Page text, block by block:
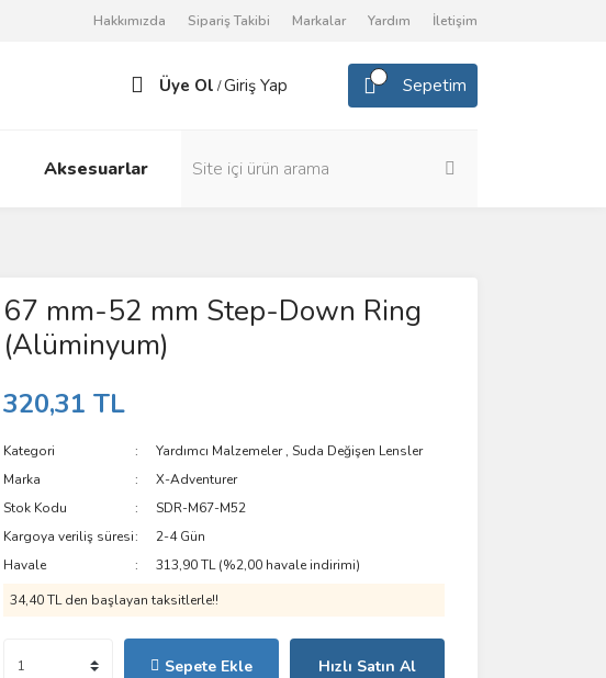
Hakkımızda Sipariş Takibi Markalar Yardım İletişim
Üye Ol /Giriş Yap Sepetim
Aksesuarlar
67 mm-52 mm Step-Down Ring
(Alüminyum)
320,31 TL
Kategori Yardımcı Malzemeler,Suda Değişen Lensler
Marka
X-Adventurer
Stok Kodu
SDR-M67-M52
Kargoya veriliş süresi
2-4 Gün
Havale
313,90 TL (%2,00 havale indirimi)
34,40 TL den başlayan taksitlerle!!
Sepete Ekle Hızlı Satın Al